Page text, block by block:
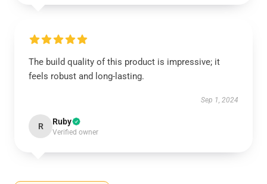
The build quality of this product is impressive; it
feels robust and long-lasting.
Sep 1, 2024
R Ruby
Verified owner